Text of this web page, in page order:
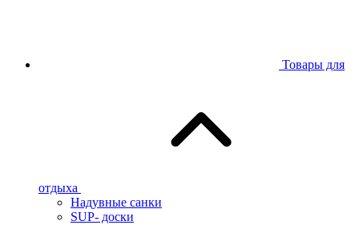
Товары для
отдыха
Надувные санки
SUP- доски